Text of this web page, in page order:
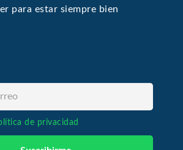
para estar siempre bien
de privacidad